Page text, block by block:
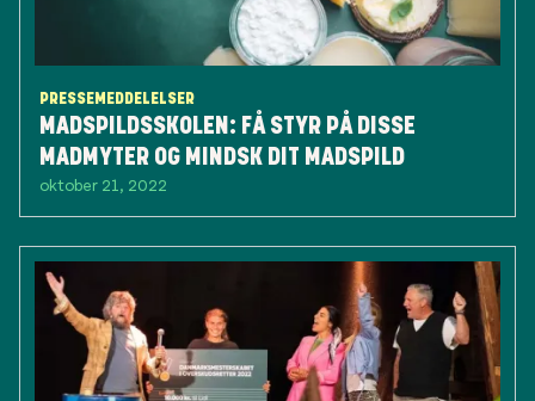
PRESSEMEDDELELSER
MADSPILDSSKOLEN: FÅ STYR PÅ DISSE
MADMYTER OG MINDSK DIT MADSPILD
oktober 21, 2022